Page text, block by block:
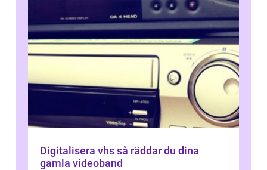
Digitalisera vhs så räddar du dina
gamla videoband